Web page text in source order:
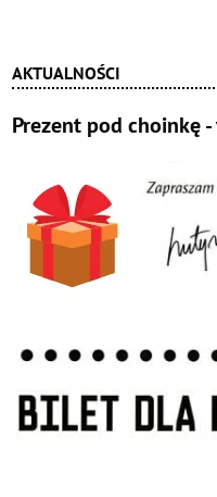
AKTUALNOŚCI
Prezent pod choinkę